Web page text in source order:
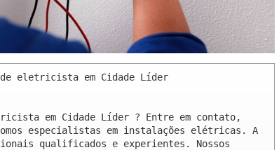
de eletricista em Cidade Líder
em Cidade Líder ? Entre em contato,
especialistas em instalações elétricas. A
qualificados e experientes. Nossos